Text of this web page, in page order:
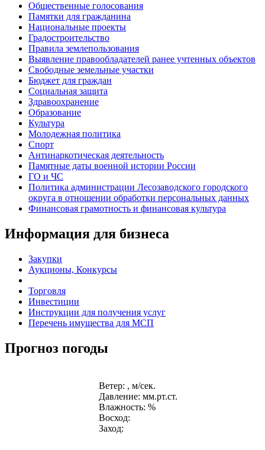
Общественные голосования
Памятки для гражданина
Национальные проекты
Градостроительство
Правила землепользования
Выявление правообладателей ранее учтенных объектов
Свободные земельные участки
Бюджет для граждан
Социальная защита
Здравоохранение
Образование
Культура
Молодежная политика
Спорт
Антинаркотическая деятельность
Памятные даты военной истории России
ГО и ЧС
Политика администрации Лесозаводского городского
округа в отношении обработки персональных данных
Финансовая грамотность и финансовая культура
Информация для бизнеса
Закупки
Аукционы, Конкурсы
Торговля
Инвестиции
Инструкции для получения услуг
Перечень имущества для МСП
Прогноз погоды
Ветер: , м/сек.
Давление: мм.рт.ст.
Влажность: %
Восход:
Заход: